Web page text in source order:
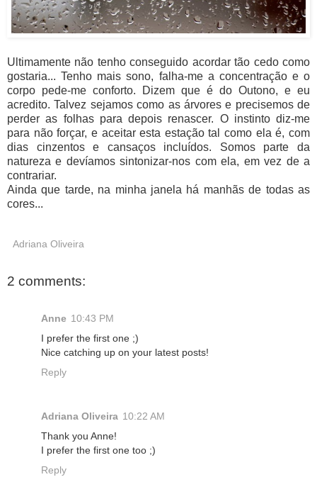
Ultimamente não tenho conseguido acordar tão cedo como
gostaria... Tenho mais sono, falha-me a concentração e o
corpo pede-me conforto. Dizem que é do Outono, e eu
acredito. Talvez sejamos como as árvores e precisemos de
perder as folhas para depois renascer. O instinto diz-me
para não forçar, e aceitar esta estação tal como ela é, com
dias cinzentos e cansaços incluídos. Somos parte da
natureza e devíamos sintonizar-nos com ela, em vez de a
contrariar.
Ainda que tarde, na minha janela há manhãs de todas as
cores...
Adriana Oliveira
2 comments:
Anne 10:43 PM
I prefer the first one ;)
Nice catching up on your latest posts!
Reply
Adriana Oliveira 10:22 AM
Thank you Anne!
I prefer the first one too ;)
Reply